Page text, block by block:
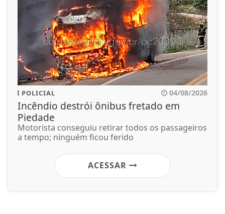
POLICIAL 04/08/2026
Incêndio destrói ônibus fretado em
Piedade
Motorista conseguiu retirar todos os passageiros
a tempo; ninguém ficou ferido
ACESSAR